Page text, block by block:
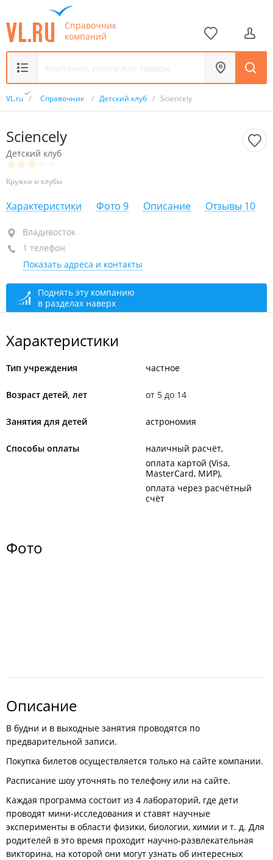
Справочник
компаний
VL.ru / Справочник / Детский клуб / Sciencely
Sciencely
Детский клуб
Кружки и клубы
Характеристики Фото 9 Описание Отзывы 10
Владивосток
+7 914 345-70-77
Заказ билетов закрыто, откроется в 10:00
Проведение занятий сегодня закрыто
Владивосток
1 телефон
Показать адреса и контакты
Поднять эту компанию
в разделах наверх
Характеристики
Тип учреждения частное
Возраст детей, лет от 5 до 14
Занятия для детей астрономия
Способы оплаты
наличный расчёт
оплата картой (Visa,
MasterCard, МИР)
оплата через расчётный
счёт
Фото
Описание
В будни и в выходные занятия проводятся по
предварительной записи.
Покупка билетов осуществляется только на сайте компании.
Расписание шоу уточнять по телефону или на сайте.
Каждая программа состоит из 4 лабораторий, где дети
проводят мини-исследования и ставят научные
эксперименты в области физики, биологии, химии и т. д. Для
родителей в это время проходит научно-развлекательная
викторина, на которой они могут узнать об интересных